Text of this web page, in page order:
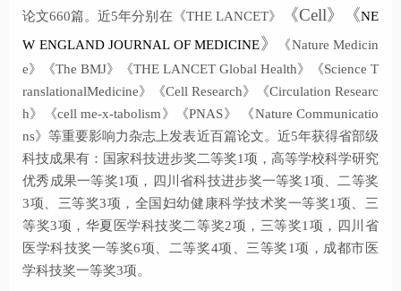
论文660篇。近5年分别在《THE LANCET》
《Cell》《NE
W ENGLAND JOURNAL OF MEDICINE》
《Nature Medicin
e》《The BMJ》《THE LANCET Global Health》《Science T
ranslationalMedicine》《Cell Research》《Circulation Researc
h》《cell me-x-tabolism》《PNAS》 《Nature Communicatio
ns》等重要影响力杂志上发表近百篇论文。近5年获得省部级
科技成果有：国家科技进步奖二等奖1项，高等学校科学研究
优秀成果一等奖1项，四川省科技进步奖一等奖1项、二等奖
3项、三等奖3项，全国妇幼健康科学技术奖一等奖1项、三
等奖3项，华夏医学科技奖二等奖2项，三等奖1项，四川省
医学科技奖一等奖6项、二等奖4项、三等奖1项，成都市医
学科技奖一等奖3项。